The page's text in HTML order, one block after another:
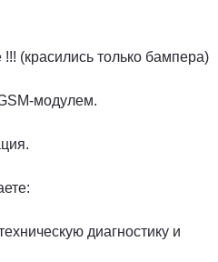
(красились только бампера)
модулем.
диагностику и